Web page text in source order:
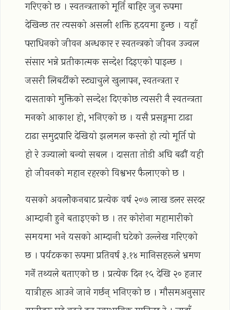
गरिएको छ । स्वतन्त्रताको मूर्ति बाहिर जुन रूपमा
देखिन्छ तर त्यसको असली शक्ति हृदयमा हुन्छ । यहाँ
पराधिनको जीवन अन्धकार र स्वतन्त्रको जीवन उज्वल
संसार भन्ने प्रतीकात्मक सन्देश दिइएको पाइन्छ ।
जसरी लिबर्टीको स्ट्याचुले खुलापन, स्वतन्त्रता र
दासताको मुक्तिको सन्देश दिएकोछ त्यसरी नै स्वतन्त्रता
मनको आकाश हो, भनिएको छ । यसै प्रसङ्गमा टाढा
टाढा समुद्रपारि देखियो झलमल कस्तो हो त्यो मूर्ति पो
हो रे उज्यालो बन्यो सबल । दासता तोडी अघि बढौं यही
हो जीवनको महान रहरको विश्वभर फैलाएको छ ।
यसको अवलोेकनबाट प्रत्येक वर्ष २०७ लाख डलर सरदर
आम्दानी हुने बताइएको छ । तर कोरोना महामारीको
समयमा भने यसको आम्दानी घटेको उल्लेख गरिएको
छ । पर्यटकका रूपमा प्रतिवर्ष ३.१४ मानिसहरूले भ्रमण
गर्ने तथ्यले बताएको छ । प्रत्येक दिन १५ देखि २० हजार
यात्रीहरू आउने जाने गर्छन् भनिएको छ । मौसमअनुसार